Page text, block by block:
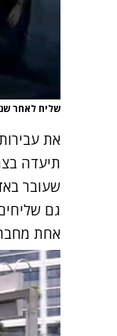
שליח לאחר
את
תיעדה
שעובר
גם
אחת